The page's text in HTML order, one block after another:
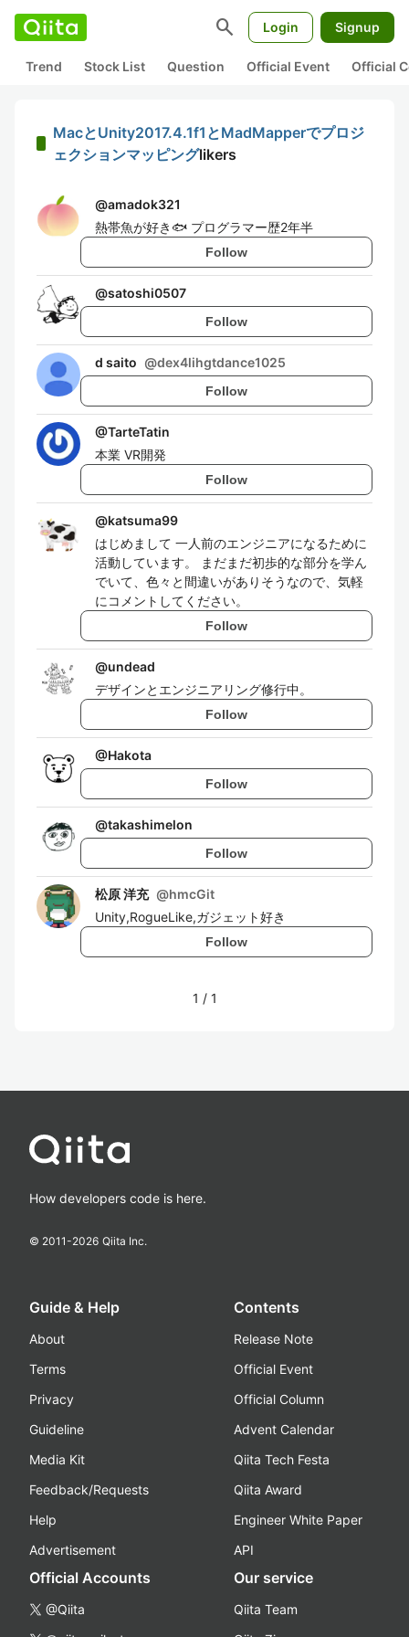
search Login Signup
Trend Stock List Question Official Event Official
MacとUnity2017.4.1f1とMadMapperでプロジ
ェクションマッピングlikers
@amadok321
熱帯魚が好き🐟 プログラマー歴2年半
Follow
@satoshi0507
Follow
d saito @dex4lihgtdance1025
Follow
@TarteTatin
本業 VR開発
Follow
@katsuma99
はじめまして 一人前のエンジニアになるために
活動しています。 まだまだ初歩的な部分を学ん
でいて、色々と間違いがありそうなので、気軽
にコメントしてください。
Follow
@undead
デザインとエンジニアリング修行中。
Follow
@Hakota
Follow
@takashimelon
Follow
松原 洋充 @hmcGit
Unity,RogueLike,ガジェット好き
Follow
1 / 1
How developers code is here.
© 2011-2026 Qiita Inc.
Guide & Help
About
Terms
Privacy
Guideline
Media Kit
Feedback/Requests
Help
Advertisement
Contents
Release Note
Official Event
Official Column
Advent Calendar
Qiita Tech Festa
Qiita Award
Engineer White Paper
API
Official Accounts
@Qiita
Our service
Qiita Team